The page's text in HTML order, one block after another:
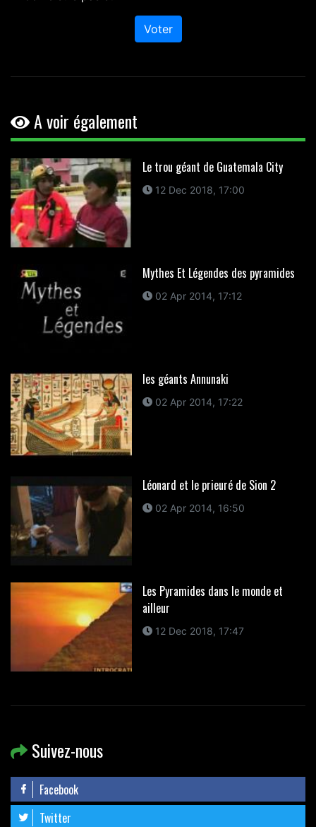
Voter
A voir également
Le trou géant de Guatemala City
12 Dec 2018, 17:00
Mythes Et Légendes des pyramides
02 Apr 2014, 17:12
les géants Annunaki
02 Apr 2014, 17:22
Léonard et le prieuré de Sion 2
02 Apr 2014, 16:50
Les Pyramides dans le monde et
ailleur
12 Dec 2018, 17:47
Suivez-nous
Facebook
Twitter